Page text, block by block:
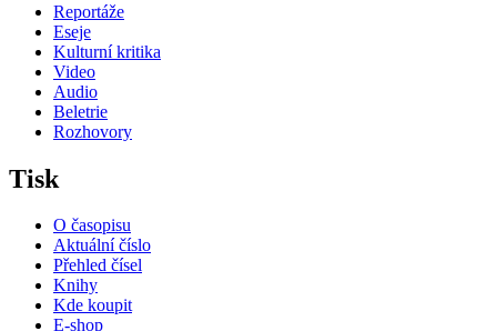
Reportáže
Eseje
Kulturní kritika
Video
Audio
Beletrie
Rozhovory
Tisk
O časopisu
Aktuální číslo
Přehled čísel
Knihy
Kde koupit
E-shop